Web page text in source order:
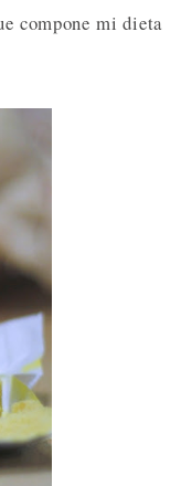
compone mi dieta